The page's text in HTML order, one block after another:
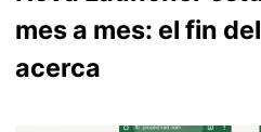
mes a mes: el fin
acerca